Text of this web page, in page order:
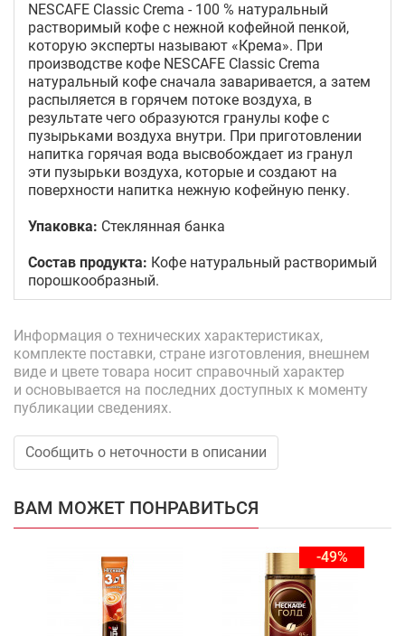
NESCAFE Classic Crema - 100 % натуральный
растворимый кофе с нежной кофейной пенкой,
которую эксперты называют «Кремa». При
производстве кофе NESCAFE Classic Crema
натуральный кофе сначала заваривается, а затем
распыляется в горячем потоке воздуха, в
результате чего образуются гранулы кофе с
пузырьками воздуха внутри. При приготовлении
напитка горячая вода высвобождает из гранул
эти пузырьки воздуха, которые и создают на
поверхности напитка нежную кофейную пенку.
Упаковка: Стеклянная банка
Состав продукта: Кофе натуральный растворимый
порошкообразный.
Информация о технических характеристиках,
комплекте поставки, стране изготовления, внешнем
виде и цвете товара носит справочный характер
и основывается на последних доступных к моменту
публикации сведениях.
Сообщить о неточности в описании
ВАМ МОЖЕТ ПОНРАВИТЬСЯ
-49%